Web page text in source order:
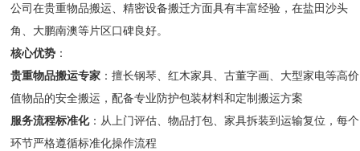
公司在贵重物品搬运、精密设备搬迁方面具有丰富经验，在盐田沙头
角、大鹏南澳等片区口碑良好。
核心优势 ：
贵重物品搬运专家 ：擅长钢琴、红木家具、古董字画、大型家电等高价
值物品的安全搬运，配备专业防护包装材料和定制搬运方案
服务流程标准化：从上门评估、物品打包、家具拆装到运输复位，每个
环节严格遵循标准化操作流程